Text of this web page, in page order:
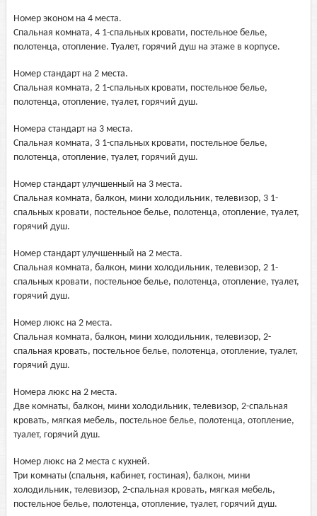
Номер эконом на 4 места.
Спальная комната, 4 1-спальных кровати, постельное белье,
полотенца, отопление. Туалет, горячий душ на этаже в корпусе.
Номер стандарт на 2 места.
Спальная комната, 2 1-спальных кровати, постельное белье,
полотенца, отопление, туалет, горячий душ.
Номера стандарт на 3 места.
Спальная комната, 3 1-спальных кровати, постельное белье,
полотенца, отопление, туалет, горячий душ.
Номер стандарт улучшенный на 3 места.
Спальная комната, балкон, мини холодильник, телевизор, 3 1-
спальных кровати, постельное белье, полотенца, отопление, туалет,
горячий душ.
Номер стандарт улучшенный на 2 места.
Спальная комната, балкон, мини холодильник, телевизор, 2 1-
спальных кровати, постельное белье, полотенца, отопление, туалет,
горячий душ.
Номер люкс на 2 места.
Спальная комната, балкон, мини холодильник, телевизор, 2-
спальная кровать, постельное белье, полотенца, отопление, туалет,
горячий душ.
Номера люкс на 2 места.
Две комнаты, балкон, мини холодильник, телевизор, 2-спальная
кровать, мягкая мебель, постельное белье, полотенца, отопление,
туалет, горячий душ.
Номер люкс на 2 места с кухней.
Три комнаты (спальня, кабинет, гостиная), балкон, мини
холодильник, телевизор, 2-спальная кровать, мягкая мебель,
постельное белье, полотенца, отопление, туалет, горячий душ.